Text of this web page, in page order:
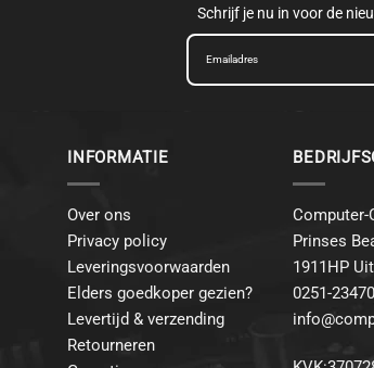
Schrijf je nu in voor de
INFORMATIE
Over ons
Privacy policy
Leveringsvoorwaarden
Elders goedkoper gezien?
Levertijd & verzending
Retourneren
Prinses
1911HP
0251-